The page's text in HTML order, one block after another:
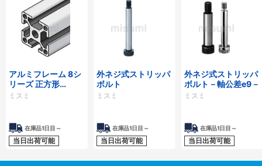
アルミフレーム 8シ
リーズ 正方形
40×40mm 1列溝 4
ミスミ
在庫品1日目～
当日出荷可能
外ネジ式ストリッパ
ボルト
ミスミ
在庫品1日目～
当日出荷可能
外ネジ式ストリッパ
ボルト－軸公差e9－
ミスミ
在庫品1日目～
当日出荷可能